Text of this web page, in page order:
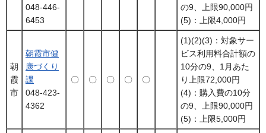
048-446-
6453
の9、上限90,000円
(5)：上限4,000円
朝
霞
市
朝霞市健
康づくり
課
048-423-
4362
〇 〇 〇 〇 〇
(1)(2)(3)：対象サー
ビス利用料合計額の
10分の9、1月あた
り上限72,000円
(4)：購入費の10分
の9、上限90,000円
(5)：上限5,000円